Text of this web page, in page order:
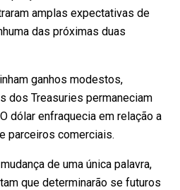
amplas expectativas de
das próximas duas
ganhos modestos,
dos Treasuries permaneciam
dólar enfraquecia em relação a
parceiros comerciais.
de uma única palavra,
que determinarão se futuros